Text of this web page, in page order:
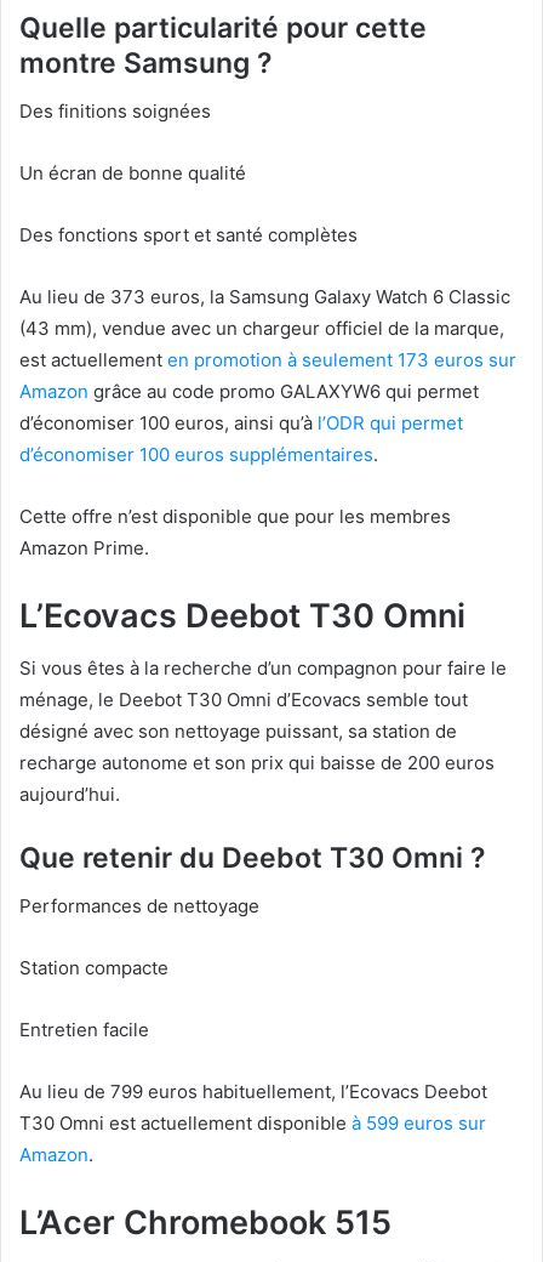
Quelle particularité pour cette
montre Samsung ?
Des finitions soignées
Un écran de bonne qualité
Des fonctions sport et santé complètes
Au lieu de 373 euros, la Samsung Galaxy Watch 6 Classic
(43 mm), vendue avec un chargeur officiel de la marque,
est actuellement en promotion à seulement 173 euros sur
Amazon grâce au code promo GALAXYW6 qui permet
d’économiser 100 euros, ainsi qu’à l’ODR qui permet
d’économiser 100 euros supplémentaires.
Cette offre n’est disponible que pour les membres
Amazon Prime.
L’Ecovacs Deebot T30 Omni
Si vous êtes à la recherche d’un compagnon pour faire le
ménage, le Deebot T30 Omni d’Ecovacs semble tout
désigné avec son nettoyage puissant, sa station de
recharge autonome et son prix qui baisse de 200 euros
aujourd’hui.
Que retenir du Deebot T30 Omni ?
Performances de nettoyage
Station compacte
Entretien facile
Au lieu de 799 euros habituellement, l’Ecovacs Deebot
T30 Omni est actuellement disponible à 599 euros sur
Amazon.
L’Acer Chromebook 515